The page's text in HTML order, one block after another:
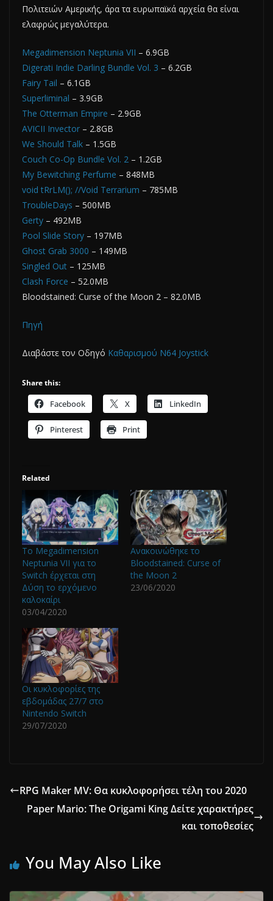
Πολιτειών Αμερικής, άρα τα ευρωπαϊκά αρχεία θα είναι
ελαφρώς μεγαλύτερα.
Megadimension Neptunia VII – 6.9GB
Digerati Indie Darling Bundle Vol. 3 – 6.2GB
Fairy Tail – 6.1GB
Superliminal – 3.9GB
The Otterman Empire – 2.9GB
AVICII Invector – 2.8GB
We Should Talk – 1.5GB
Couch Co-Op Bundle Vol. 2 – 1.2GB
My Bewitching Perfume – 848MB
void tRrLM(); //Void Terrarium – 785MB
TroubleDays – 500MB
Gerty – 492MB
Pool Slide Story – 197MB
Ghost Grab 3000 – 149MB
Singled Out – 125MB
Clash Force – 52.0MB
Bloodstained: Curse of the Moon 2 – 82.0MB
Πηγή
Διαβάστε τον Οδηγό Καθαρισμού Ν64 Joystick
Share this:
Facebook X LinkedIn
Pinterest Print
Related
Το Megadimension
Neptunia VII για το
Switch έρχεται στη
Δύση το ερχόμενο
καλοκαίρι
03/04/2020
Ανακοινώθηκε το
Bloodstained: Curse of
the Moon 2
23/06/2020
Οι κυκλοφορίες της
εβδομάδας 27/7 στο
Nintendo Switch
29/07/2020
RPG Maker MV: Θα κυκλοφορήσει τέλη του 2020
Paper Mario: The Origami King Δείτε χαρακτήρες
και τοποθεσίες
You May Also Like